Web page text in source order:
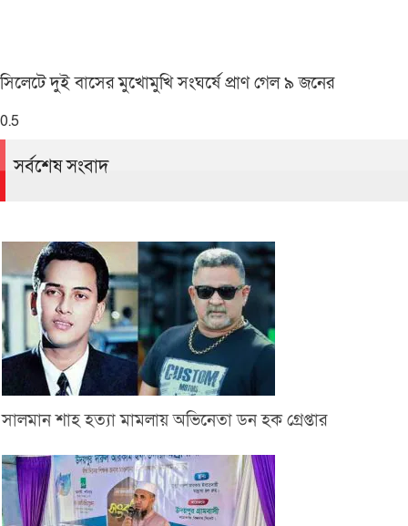
সিলেটে দুই বাসের মুখোমুখি সংঘর্ষে প্রাণ গেল ৯ জনের
সর্বশেষ সংবাদ
সালমান শাহ হত্যা মামলায় অভিনেতা ডন হক গ্রেপ্তার